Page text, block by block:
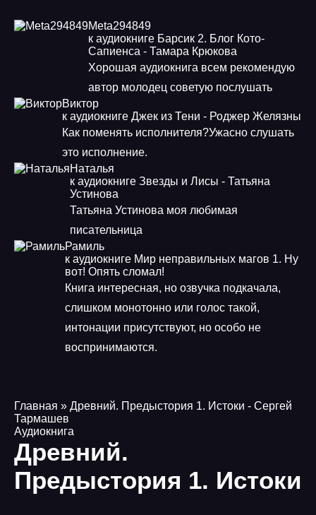
Meta294849
к аудиокниге Барсик 2. Блог Кото-
Сапиенса - Тамара Крюкова
Хорошая аудиокнига всем рекомендую
автор молодец советую послушать
Виктор
к аудиокниге Джек из Тени - Роджер Желязны
Как поменять исполнителя?Ужасно слушать
это исполнение.
Наталья
к аудиокниге Звезды и Лисы - Татьяна
Устинова
Татьяна Устинова моя любимая
писательница
Рамиль
к аудиокниге Мир неправильных магов 1. Ну
вот! Опять сломал!
Книга интересная, но озвучка подкачала,
слишком монотонно или голос такой,
интонации присутствуют, но особо не
воспринимаются.
Главная » Древний. Предыстория 1. Истоки - Сергей
Тармашев
Аудиокнига
Древний.
Предыстория 1. Истоки